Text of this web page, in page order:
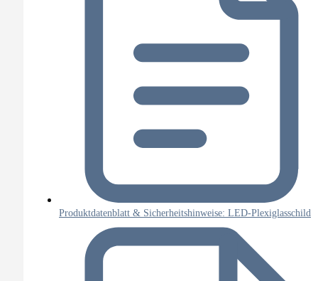
Produktdatenblatt & Sicherheitshinweise: LED-Plexiglasschild